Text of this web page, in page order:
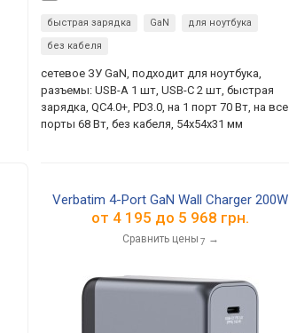
быстрая зарядка GaN
для ноутбука
без кабеля
сетевое ЗУ GaN, подходит для ноутбука,
разъемы: USB-A 1 шт, USB-C 2 шт, быстрая
зарядка, QC4.0+, PD3.0, на 1 порт 70 Вт, на все
порты 68 Вт, без кабеля, 54x54x31 мм
Verbatim 4-Port GaN Wall Charger 200W
от 4 195 до 5 968 грн.
Сравнить цены 7 →